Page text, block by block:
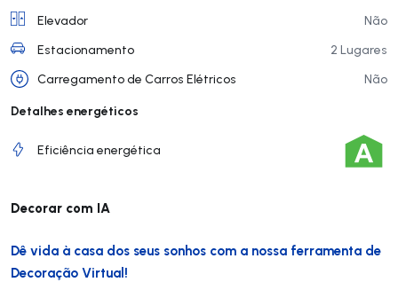
Elevador
Não
Estacionamento
2 Lugares
Carregamento de Carros Elétricos
Não
Detalhes energéticos
Eficiência energética
Decorar com IA
Dê vida à casa dos seus sonhos com a nossa ferramenta de
Decoração Virtual!